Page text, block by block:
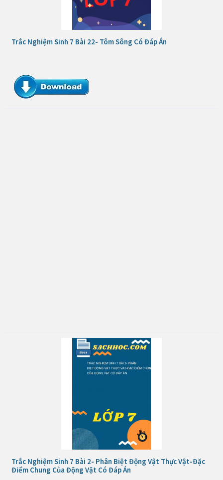
Trắc Nghiệm Sinh 7 Bài 22- Tôm Sông Có Đáp Án
Trắc Nghiệm Sinh 7 Bài 2- Phân Biệt Động Vật Thực Vật-Đặc
Điểm Chung Của Động Vật Có Đáp Án